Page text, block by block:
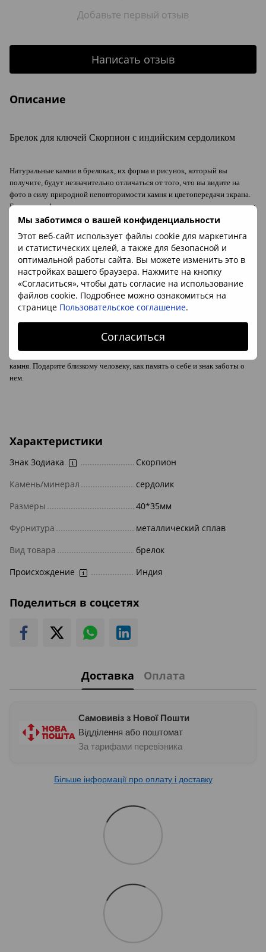
Мы заботимся о вашей конфиденциальности
Этот веб-сайт использует файлы cookie для маркетинга
и статистических целей, а также для безопасной и
оптимальной работы сайта. Вы можете изменить это в
настройках вашего браузера. Нажмите на кнопку
«Согласиться», чтобы дать согласие на использование
файлов cookie. Подробнее можно ознакомиться на
странице Пользовательское соглашение.
Согласиться
Добавьте первый отзыв
Написать отзыв
Описание
Брелок для ключей Скорпион с индийским сердоликом
Натуральные камни в брелоках, их форма и рисунок, который вы
получите, будут незначительно отличаться от того, что вы видите на
фото в силу природной неповторимости камня и цветопередачи экрана.
Брелоки на фото взяты из партии, которую мы получили от поставщика и
фотография - наша собственная. Камни-Маркет гарантирует, что вы
Минерал:сердолик (Индия)
Материал основы:
металл
Цвет основы:никель
Размеры без цепочки:ок. 40*35мм
Брелок с камнем по знаку зодиака - это тот случай, когда талисман или
камня. Подарите близкому человеку, как память о себе и знак заботы о
нем.
Характеристики
Знак Зодиака
Скорпион
Камень/минерал
сердолик
Размеры
40*35мм
Фурнитура
металлический сплав
Вид товара
брелок
Происхождение
Индия
Поделиться в соцсетях
Доставка Оплата
Самовивіз з Нової Пошти
Відділення або поштомат
За тарифами перевізника
Більше інформації про оплату і доставку